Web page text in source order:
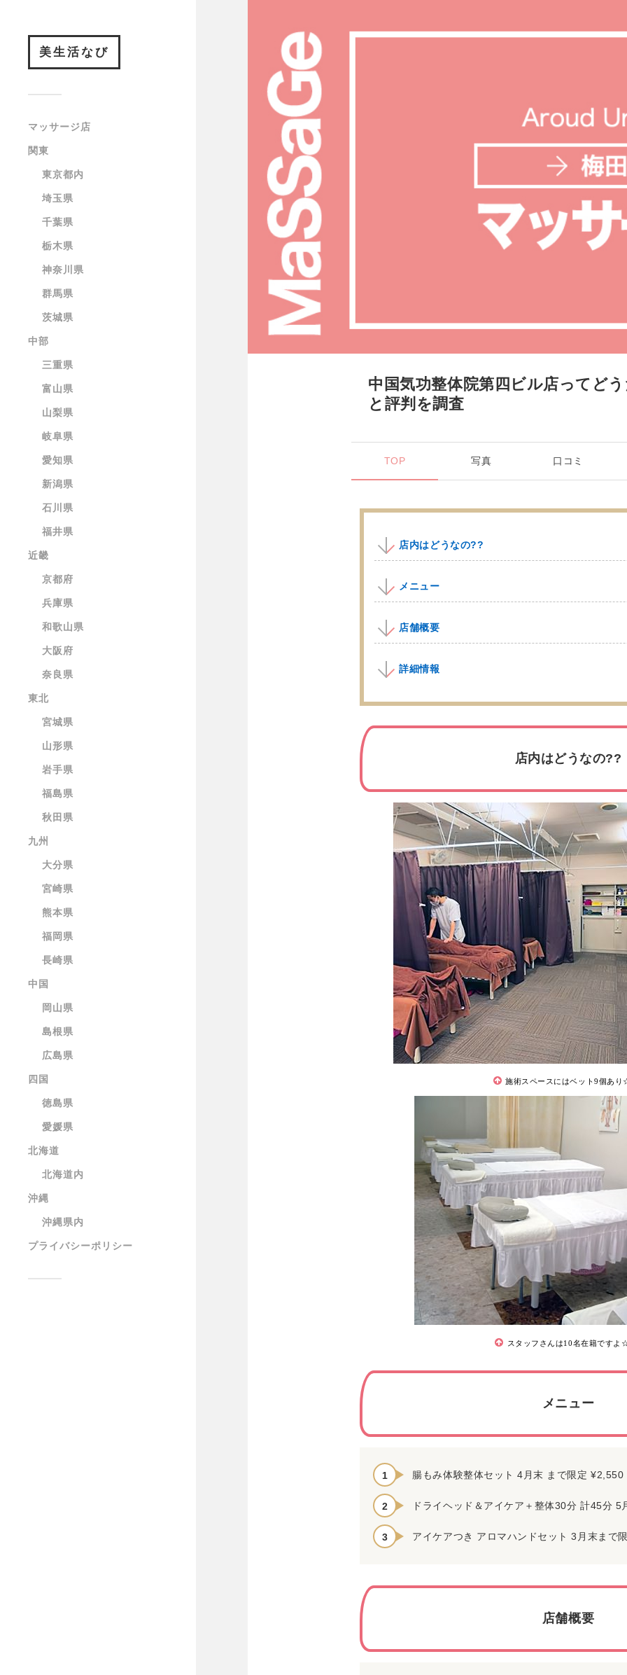
美生活なび
マッサージ店
関東
東京都内
埼玉県
千葉県
栃木県
神奈川県
群馬県
茨城県
中部
三重県
富山県
山梨県
岐阜県
愛知県
新潟県
石川県
福井県
近畿
京都府
兵庫県
和歌山県
大阪府
奈良県
東北
宮城県
山形県
岩手県
福島県
秋田県
九州
大分県
宮崎県
熊本県
福岡県
長崎県
中国
岡山県
島根県
広島県
四国
徳島県
愛媛県
北海道
北海道内
沖縄
沖縄県内
プライバシーポリシー
中国気功整体院第四ビル店ってど
と評判を調査
TOP 写真 口コミ
店内はどうなの??
メニュー
店舗概要
詳細情報
店内はどうなの??
施術スペースにはベット9個あ
スタッフさんは10名在籍ですよ
メニュー
腸もみ体験整体セット 4月末 まで限定 ¥2,550
ドライヘッド＆アイケア＋整体30分 計45分
アイケアつき アロマハンドセット 3月末まで
店舗概要